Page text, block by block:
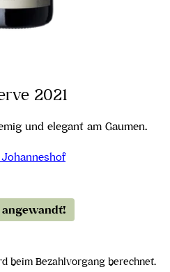
2021
und elegant am Gaumen.
angewandt!
beim Bezahlvorgang berechnet.